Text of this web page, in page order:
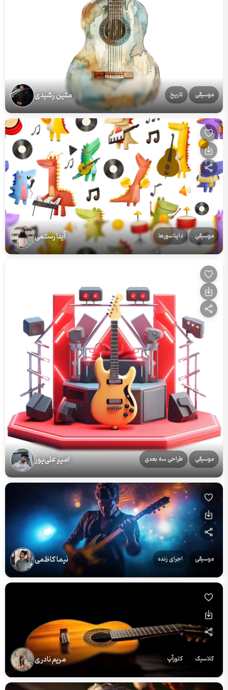
موسیقی تاریخ متین رشیدی
موسیقی دایناسورها آیدا رستمی
موسیقی طراحی سه بعدی امیر علی‌پور
موسیقی اجرای زنده نیما کاظمی
کلاسیک کلوزآپ مریم نادری